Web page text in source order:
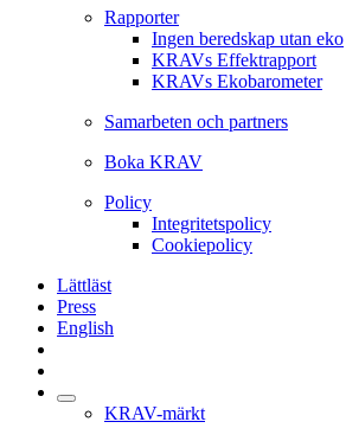
Rapporter
Ingen beredskap utan eko
KRAVs Effektrapport
KRAVs Ekobarometer
Samarbeten och partners
Boka KRAV
Policy
Integritetspolicy
Cookiepolicy
Lättläst
Press
English
KRAV-märkt